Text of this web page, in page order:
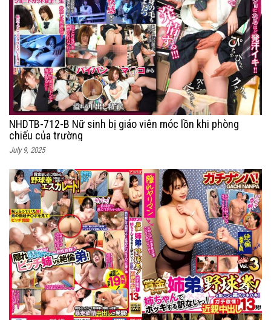
NHDTB-712-B Nữ sinh bị giáo viên móc lồn khi phòng
chiếu của trường
July 9, 2025